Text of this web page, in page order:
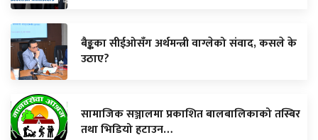
बैङ्कका सीईओसँग अर्थमन्त्री वाग्लेको संवाद, कसले के
उठाए?
सामाजिक सञ्जालमा प्रकाशित बालबालिकाको तस्बिर
तथा भिडियो हटाउन…